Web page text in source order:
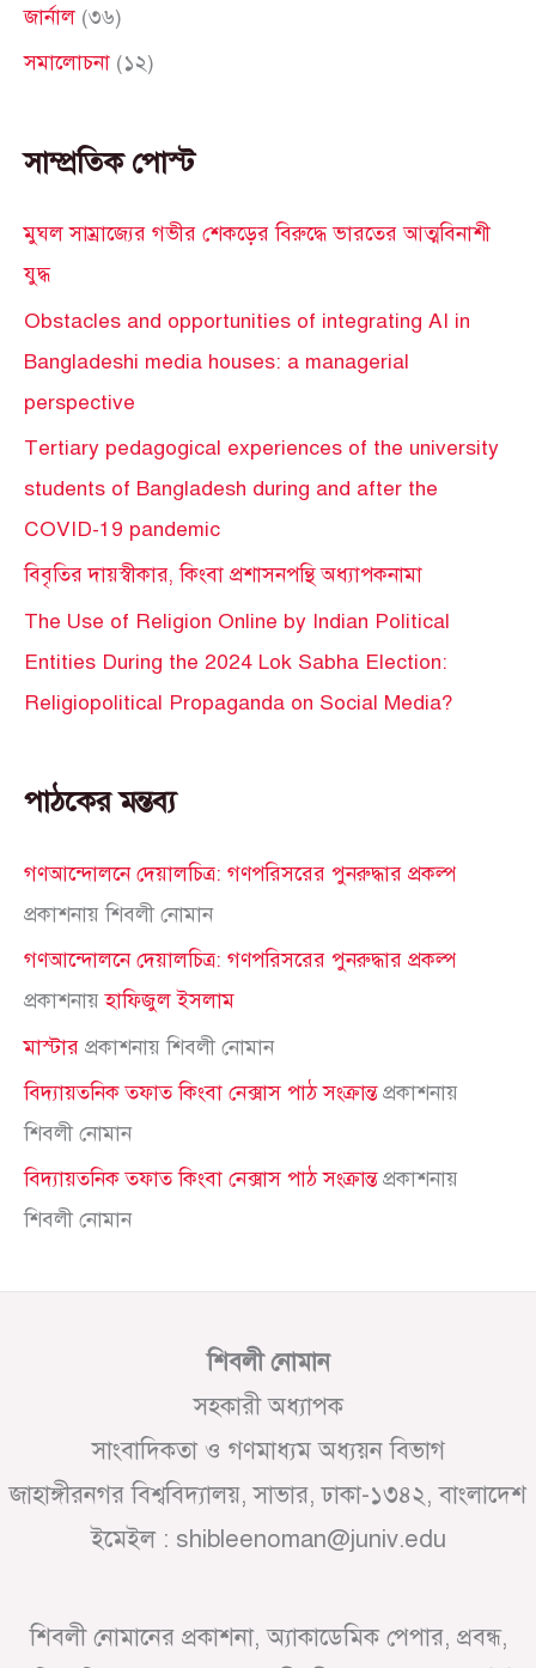
জার্নাল (৩৬)
সমালোচনা (১২)
সাম্প্রতিক পোস্ট
মুঘল সাম্রাজ্যের গভীর শেকড়ের বিরুদ্ধে ভারতের আত্মবিনাশী
যুদ্ধ
Obstacles and opportunities of integrating AI in
Bangladeshi media houses: a managerial
perspective
Tertiary pedagogical experiences of the university
students of Bangladesh during and after the
COVID-19 pandemic
বিবৃতির দায়স্বীকার, কিংবা প্রশাসনপন্থি অধ্যাপকনামা
The Use of Religion Online by Indian Political
Entities During the 2024 Lok Sabha Election:
Religiopolitical Propaganda on Social Media?
পাঠকের মন্তব্য
গণআন্দোলনে দেয়ালচিত্র: গণপরিসরের পুনরুদ্ধার প্রকল্প
প্রকাশনায়শিবলী নোমান
গণআন্দোলনে দেয়ালচিত্র: গণপরিসরের পুনরুদ্ধার প্রকল্প
প্রকাশনায়হাফিজুল ইসলাম
মাস্টার প্রকাশনায়শিবলী নোমান
বিদ্যায়তনিক তফাত কিংবা নেক্সাস পাঠ সংক্রান্তপ্রকাশনায়
শিবলী নোমান
বিদ্যায়তনিক তফাত কিংবা নেক্সাস পাঠ সংক্রান্তপ্রকাশনায়
শিবলী নোমান
শিবলী নোমান
সহকারী অধ্যাপক
সাংবাদিকতা ও গণমাধ্যম অধ্যয়ন বিভাগ
জাহাঙ্গীরনগর বিশ্ববিদ্যালয়, সাভার, ঢাকা-১৩৪২, বাংলাদেশ
ইমেইল : shibleenoman@juniv.edu
শিবলী নোমানের প্রকাশনা, অ্যাকাডেমিক পেপার, প্রবন্ধ,